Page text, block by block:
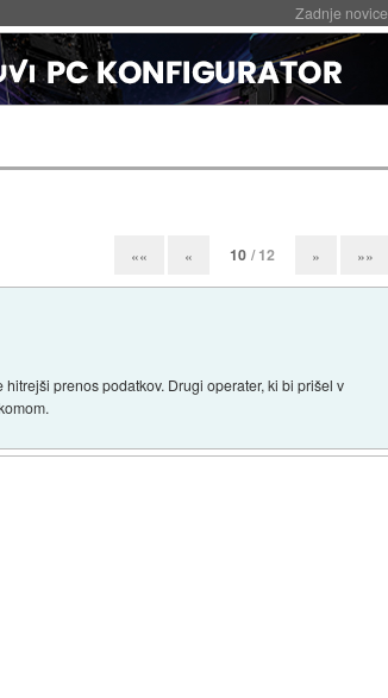
Zadnje novice
«« « 10 / 12 » »»
prenos podatkov. Drugi operater, ki bi prišel v